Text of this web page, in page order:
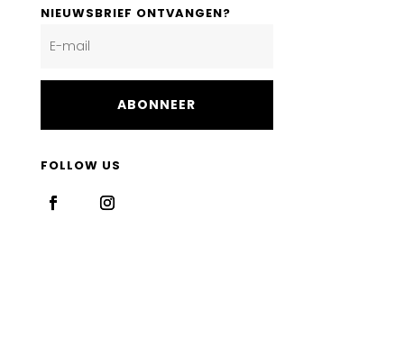
NIEUWSBRIEF ONTVANGEN?
ABONNEER
FOLLOW US